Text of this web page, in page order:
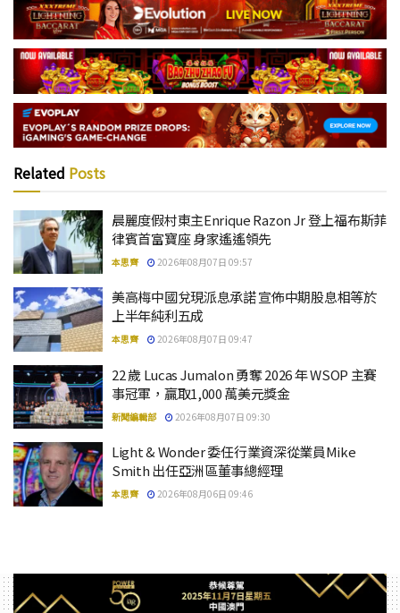
Related Posts
晨麗度假村東主Enrique Razon Jr 登上福布斯菲
律賓首富寶座 身家遙遙領先
本思齊 2026年08月07日 09:57
美高梅中國兌現派息承諾 宣佈中期股息相等於
上半年純利五成
本思齊 2026年08月07日 09:47
22 歲 Lucas Jumalon 勇奪 2026 年 WSOP 主賽
事冠軍，贏取1,000 萬美元獎金
新聞編輯部 2026年08月07日 09:30
Light & Wonder 委任行業資深從業員Mike
Smith 出任亞洲區董事總經理
本思齊 2026年08月06日 09:46